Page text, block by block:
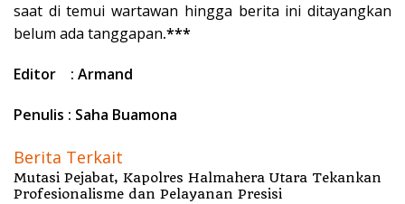
saat di temui wartawan hingga berita ini ditayangkan
belum ada tanggapan.***
Editor : Armand
Penulis : Saha Buamona
Berita Terkait
Mutasi Pejabat, Kapolres Halmahera Utara Tekankan
Profesionalisme dan Pelayanan Presisi